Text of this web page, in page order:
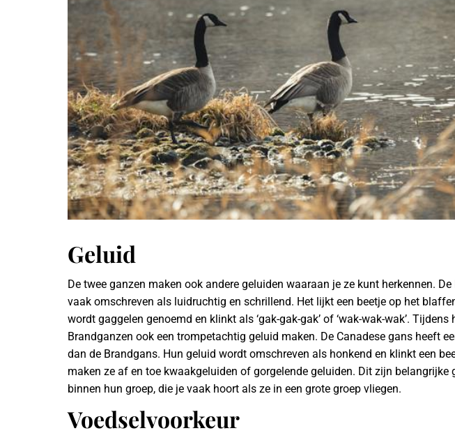
Geluid
De twee ganzen maken ook andere geluiden waaraan je ze kunt herkennen.
vaak omschreven als luidruchtig en schrillend. Het lijkt een beetje op het
wordt gaggelen genoemd en klinkt als ‘gak-gak-gak’ of ‘wak-wak-wak’.
Brandganzen ook een trompetachtig geluid maken. De Canadese gans heeft
dan de Brandgans. Hun geluid wordt omschreven als honkend en klinkt een
maken ze af en toe kwaakgeluiden of gorgelende geluiden. Dit zijn
binnen hun groep, die je vaak hoort als ze in een grote groep vliegen.
Voedselvoorkeur